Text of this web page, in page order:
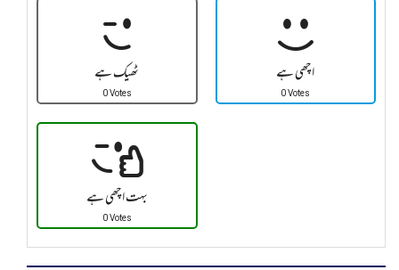
ٹھیک ہے
0 Votes
اچھی ہے
0 Votes
بہت اچھی ہے
0 Votes